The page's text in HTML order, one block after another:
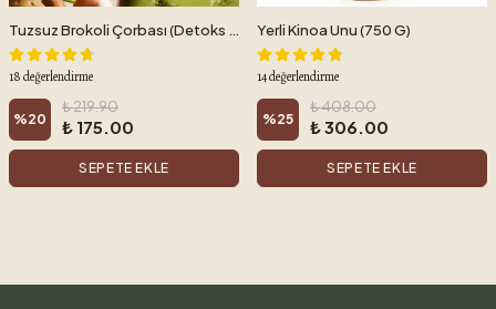
Tuzsuz Brokoli Çorbası (Detoks & Kilo Kontrolü) 4 Porsiyon
18 değerlendirme
%20
₺ 219.90
₺ 175.00
SEPETE EKLE
Yerli Kinoa Unu (750 G)
14 değerlendirme
%25
₺ 408.00
₺ 306.00
SEPETE EKLE